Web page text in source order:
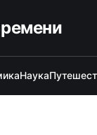
Наука